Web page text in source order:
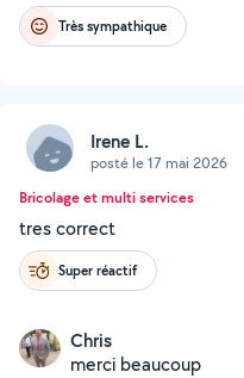
Très sympathique
Irene L.
posté le 17 mai 2026
Bricolage et multi services
tres correct
Super réactif
Chris
merci beaucoup